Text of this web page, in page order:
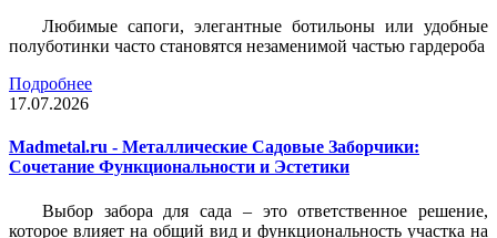
Любимые сапоги, элегантные ботильоны или удобные
полуботинки часто становятся незаменимой частью гардероба
Подробнее
17.07.2026
Madmetal.ru - Металлические Садовые Заборчики:
Сочетание Функциональности и Эстетики
Выбор забора для сада – это ответственное решение,
которое влияет на общий вид и функциональность участка на